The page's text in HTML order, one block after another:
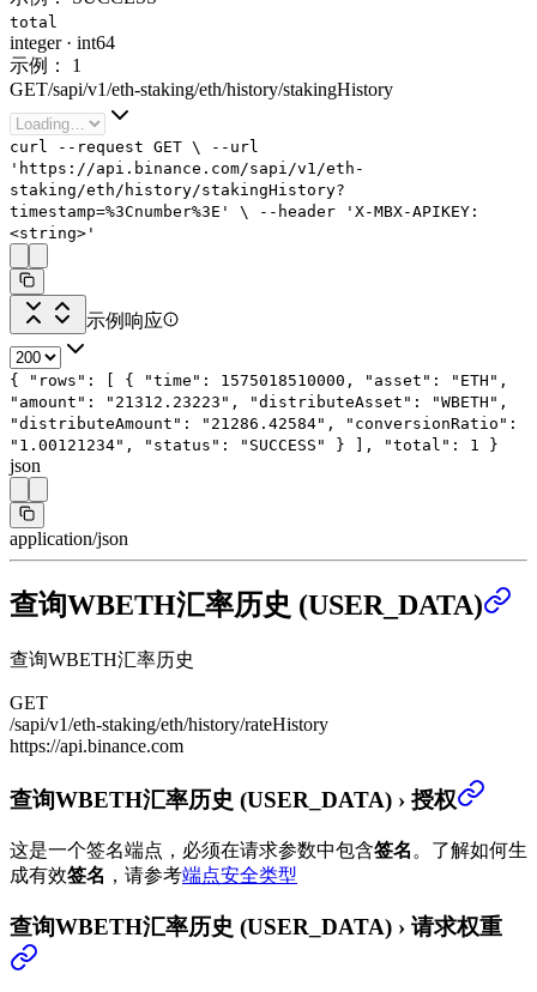
total
integer· int64
示例：
1
GET/sapi/v1/eth-staking/eth/history/stakingHistory
curl --request GET \
--url
'https://api.binance.com/sapi/v1/eth-
staking/eth/history/stakingHistory?
timestamp=%3Cnumber%3E'
\ --header 'X-MBX-APIKEY:
<string>'
示例响应
{ "rows" : [ { "time" : 1575018510000 , "asset" : "ETH" ,
"amount" : "21312.23223" , "distributeAsset" : "WBETH" ,
"distributeAmount" : "21286.42584" , "conversionRatio" :
"1.00121234" , "status" : "SUCCESS" } ], "total" : 1 }
json
application/json
查询WBETH汇率历史 (USER_DATA)
查询WBETH汇率历史
GET
/sapi/v1/eth-staking/eth/history/rateHistory
https://api.binance.com
查询WBETH汇率历史 (USER_DATA) › 授权
这是一个签名端点，必须在请求参数中包含签名 。 了解如何生
成有效签名 ，请参考端点安全类型
查询WBETH汇率历史 (USER_DATA) › 请求权重